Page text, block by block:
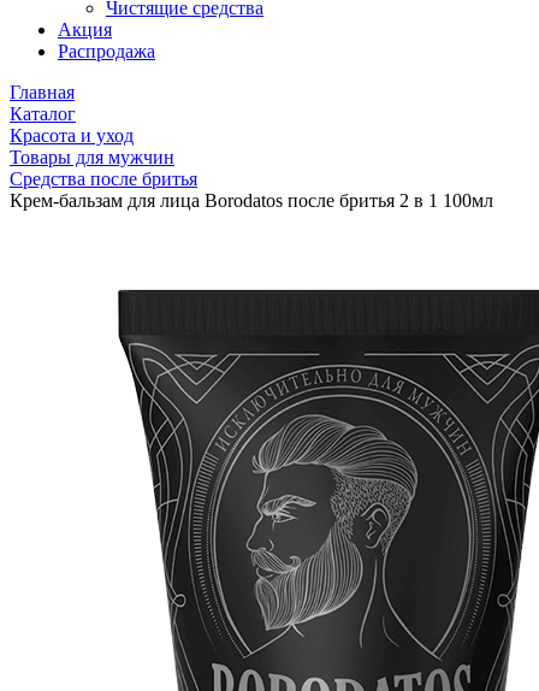
Чистящие средства
Акция
Распродажа
Главная
Каталог
Красота и уход
Товары для мужчин
Средства после бритья
Крем-бальзам для лица Borodatos после бритья 2 в 1 100мл